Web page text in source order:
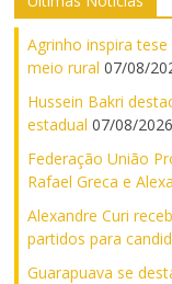
Agrinho inspira
meio rural 07/08/
Hussein Bakri
estadual 07/08/2026
Federação União
Rafael Greca e
Alexandre Curi
partidos para
Guarapuava se